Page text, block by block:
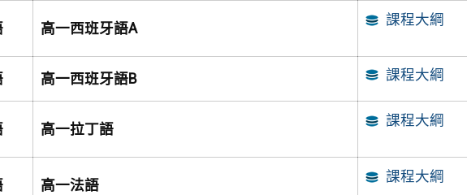
高一西班牙語A
課程大綱
高一西班牙語B 課程大綱
高一拉丁語
課程大綱
高一法語
課程大綱